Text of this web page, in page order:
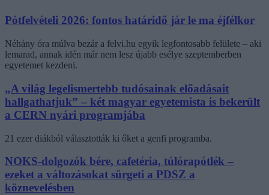
Pótfelvételi 2026: fontos határidő jár le ma éjfélkor
Néhány óra múlva bezár a felvi.hu egyik legfontosabb felülete – aki
lemarad, annak idén már nem lesz újabb esélye szeptemberben
egyetemet kezdeni.
„A világ legelismertebb tudósainak előadásait
hallgathatjuk” – két magyar egyetemista is bekerült
a CERN nyári programjába
21 ezer diákból választották ki őket a genfi programba.
NOKS-dolgozók bére, cafetéria, túlórapótlék –
ezeket a változásokat sürgeti a PDSZ a
köznevelésben